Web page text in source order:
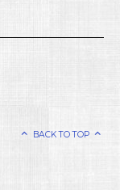
BACK TO TOP